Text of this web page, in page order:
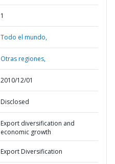
1
Todo el mundo,
Otras regiones,
2010/12/01
Disclosed
Export diversification and
economic growth
Export Diversification